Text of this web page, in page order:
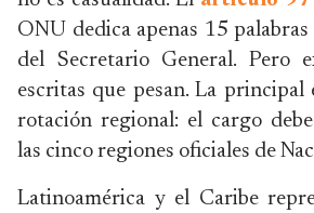
ONU dedica apenas 15
del Secretario General. Pero
escritas que pesan. La
rotación regional: el cargo
las cinco regiones oficiales de
Latinoamérica y el Caribe